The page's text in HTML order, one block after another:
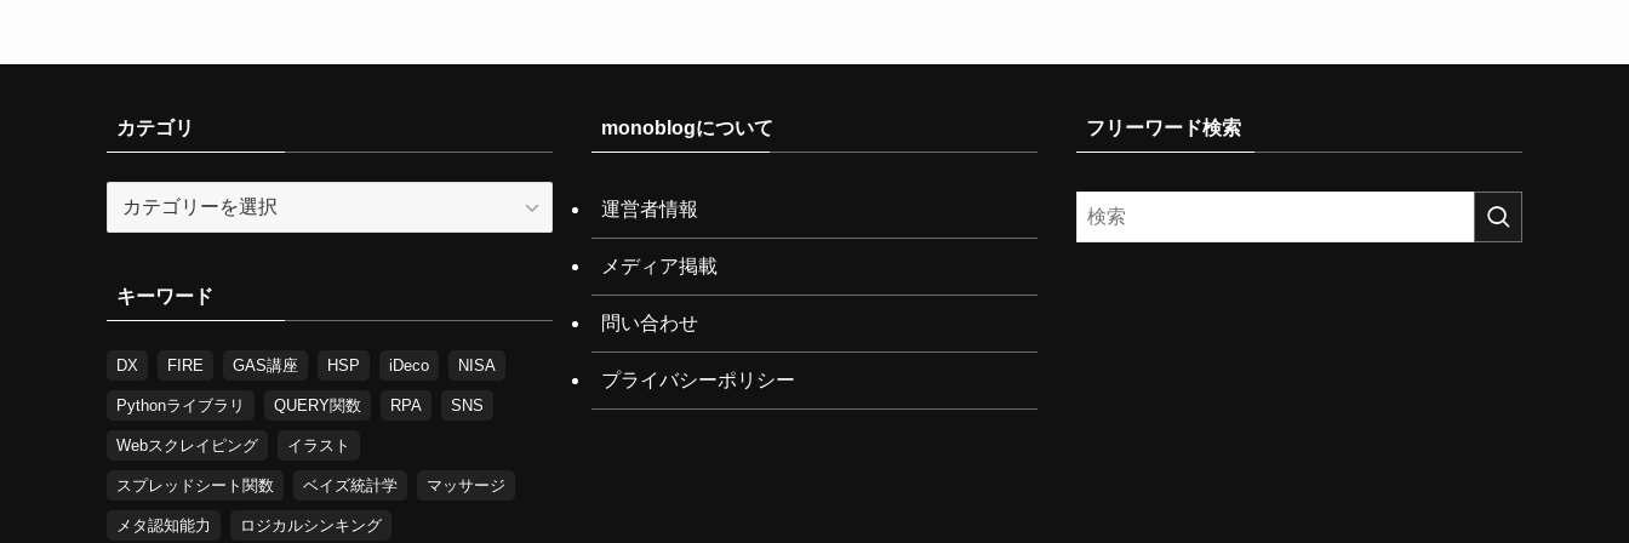
カテゴリ
テ
リ
キーワード
DX FIRE GAS講座 HSP iDeco NISA
Pythonライブラリ QUERY関数 RPA SNS
Webスクレイピング イラスト
スプレッドシート関数 ベイズ統計学 マッサージ
メタ認知能力 ロジカルシンキング
monoblogについて
運営者情報
メディア掲載
問い合わせ
プライバシーポリシー
フリーワード検索